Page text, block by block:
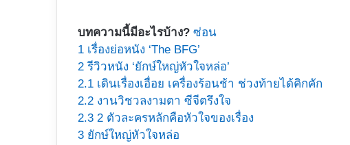
บทความนี้มีอะไรบ้าง? ซ่อน
1 เรื่องย่อหนัง ‘The BFG’
2 รีวิวหนัง ‘ยักษ์ใหญ่หัวใจหล่อ’
2.1 เดินเรื่องเอื่อย เครื่องร้อนช้า ช่วงท้ายได้คิกคัก
2.2 งานวิชวลงามตา ซีจีตรึงใจ
2.3 2 ตัวละครหลักคือหัวใจของเรื่อง
3 ยักษ์ใหญ่หัวใจหล่อ